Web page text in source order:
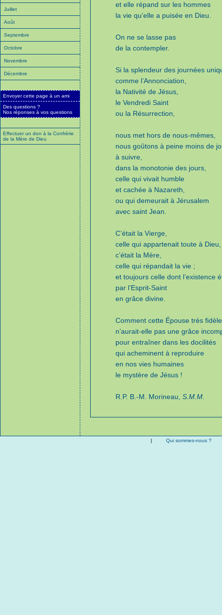
Juillet
Août
Septembre
Octobre
Novembre
Décembre
Envoyer cette page à un ami
Des questions ?
Nos réponses à vos questions
Effectuer un don à la Confrérie
de la Mère de Dieu
et elle répand sur les hommes
la vie qu’elle a puisée en Dieu.
On ne se lasse pas
de la contempler.
Si la splendeur des journées
comme l’Annonciation,
la Nativité de Jésus,
le Vendredi Saint
ou la Résurrection,
nous met hors de nous-mêmes,
nous goûtons à peine moins de
à suivre,
dans la monotonie des jours,
celle qui vivait humble
et cachée à Nazareth,
ou qui demeurait à Jérusalem
avec saint Jean.
C’était la Vierge,
celle qui appartenait toute à Dieu,
c’était la Mère,
celle qui répandait la vie ;
et toujours celle dont l’existence
par l’Esprit-Saint
en grâce divine.
Comment cette Épouse très
n’aurait-elle pas une grâce
pour entraîner dans les docilités
qui acheminent à reproduire
en nos vies humaines
le mystère de Jésus !
R.P. B.-M. Morineau, S.M.M.
| Qui sommes-nous ?